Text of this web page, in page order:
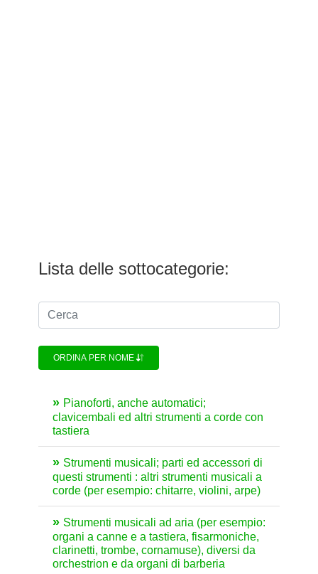
Lista delle sottocategorie:
ORDINA PER NOME
Pianoforti, anche automatici;
clavicembali ed altri strumenti a corde con
tastiera
Strumenti musicali; parti ed accessori di
questi strumenti : altri strumenti musicali a
corde (per esempio: chitarre, violini, arpe)
Strumenti musicali ad aria (per esempio:
organi a canne e a tastiera, fisarmoniche,
clarinetti, trombe, cornamuse), diversi da
orchestrion e da organi di barberia